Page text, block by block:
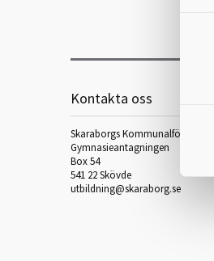
Kontakta oss
Skaraborgs Kommunalförbund
Gymnasieantagningen
Box 54
541 22 Skövde
utbildning@skaraborg.se